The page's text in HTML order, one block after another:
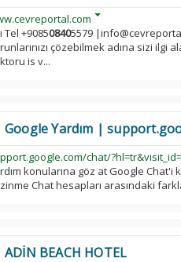
Tel +908508405579
çözebilmek adına sizi
is v...
Google Yardım |
chat/
konularına göz at Google
Chat hesapları arasındaki
ADİN BEACH HOTEL